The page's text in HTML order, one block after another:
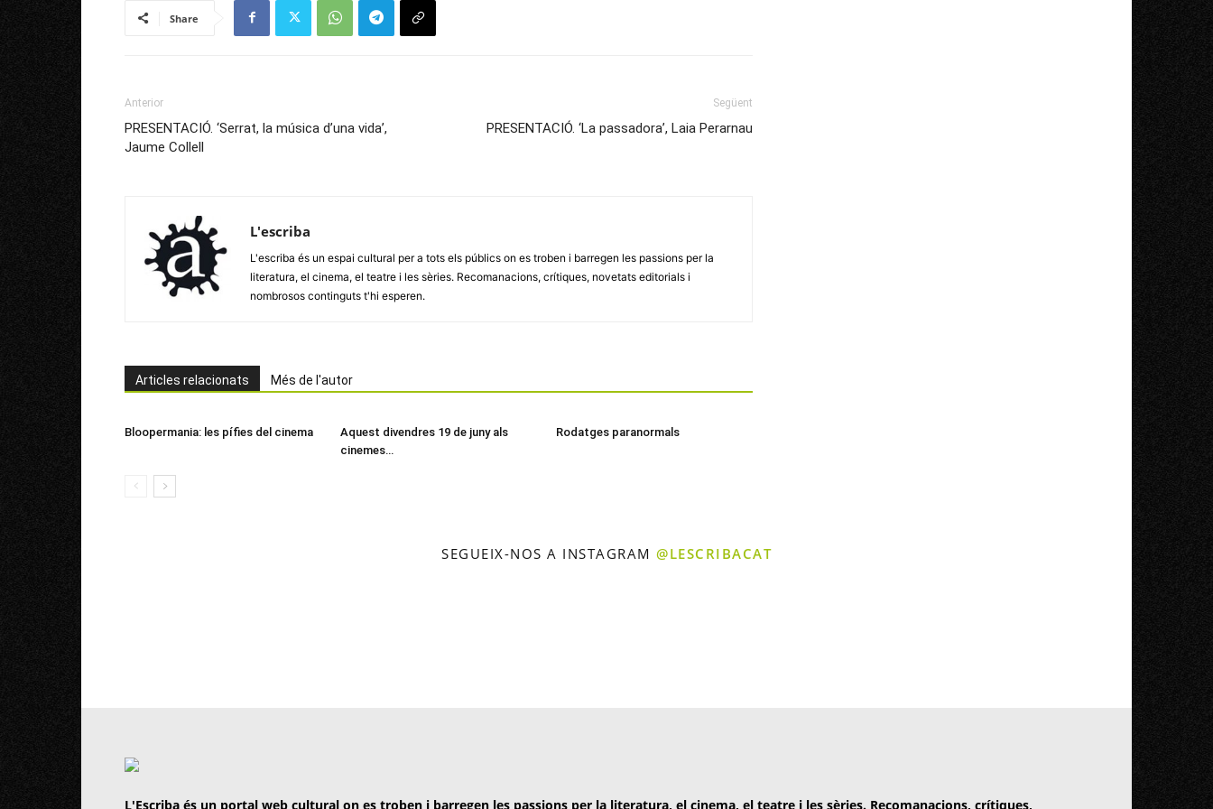
Share
Anterior
PRESENTACIÓ. ‘Serrat, la música d’una vida’,
Jaume Collell
Següent
PRESENTACIÓ. ‘La passadora’, Laia Perarnau
L'escriba
L'escriba és un espai cultural per a tots els públics on es troben i barregen les passions per la
literatura, el cinema, el teatre i les sèries. Recomanacions, crítiques, novetats editorials i
nombrosos continguts t'hi esperen.
Articles relacionats Més de l'autor
Bloopermania: les pífies del cinema
Aquest divendres 19 de juny als
cinemes…
Rodatges paranormals
SEGUEIX-NOS A INSTAGRAM @LESCRIBACAT
L'Escriba és un portal web cultural on es troben i barregen les passions per la literatura, el cinema, el teatre i les sèries. Recomanacions, crítiques,